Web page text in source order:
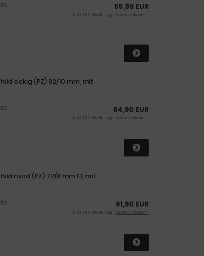
55,89 EUR
inkl. 19 % MwSt. zzgl.Versandkosten
eckig (PZ) 92/10 mm, mit
64,90 EUR
inkl. 19 % MwSt. zzgl.Versandkosten
rund (PZ) 72/8 mm F1, mit
61,90 EUR
inkl. 19 % MwSt. zzgl.Versandkosten